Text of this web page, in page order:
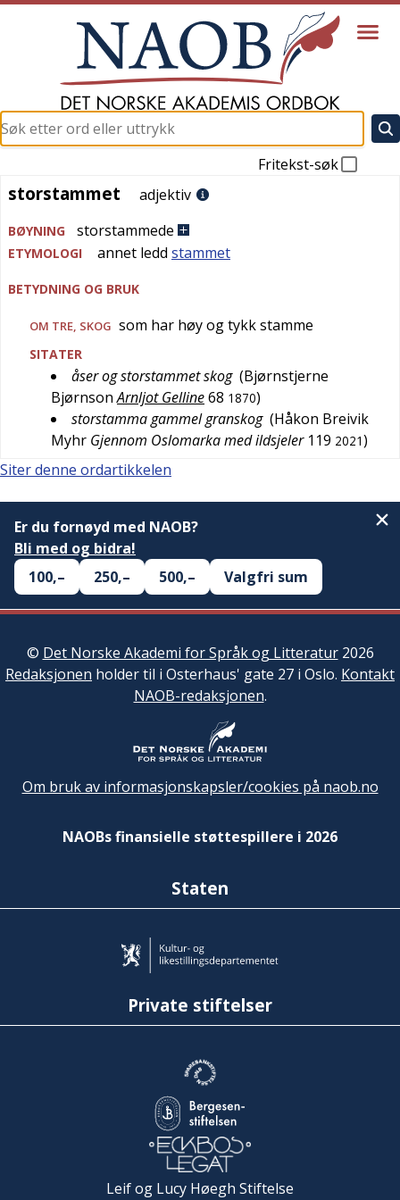
Fritekst-søk
storstammet
storstammet adjektiv
BØYNING storstammede
ETYMOLOGI annet ledd stammet
BETYDNING OG BRUK
OM TRE, SKOG som har høy og tykk stamme
SITATER
åser og storstammet skog (Bjørnstjerne
Bjørnson Arnljot Gelline68 1870)
storstamma gammel granskog (Håkon Breivik
Myhr Gjennom Oslomarka med ildsjeler 119 2021)
Siter denne ordartikkelen
Er du fornøyd med NAOB?
Bli med og bidra!
100,–
250,– 500,– Valgfri sum
© Det Norske Akademi for Språk og Litteratur2026
Redaksjonen holder til i Osterhaus' gate 27 i Oslo. Kontakt
NAOB-redaksjonen.
Om bruk av informasjonskapsler/cookies på naob.no
NAOBs finansielle støttespillere i 2026
Staten
Private stiftelser
Leif og Lucy Høegh Stiftelse